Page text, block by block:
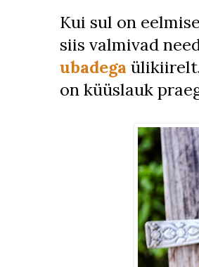
Kui sul on
siis valmivad
ubadega
on küüslauk